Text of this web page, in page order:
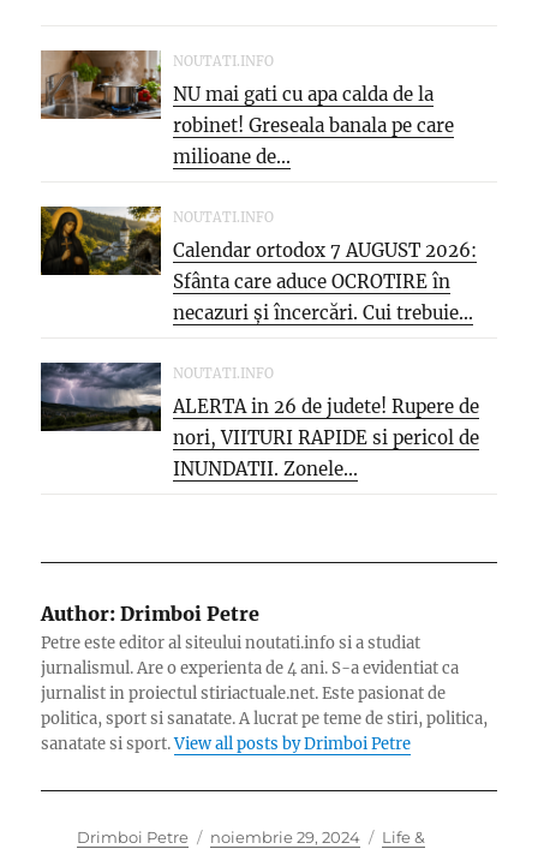
NOUTATI.INFO
NU mai gati cu apa calda de la
robinet! Greseala banala pe care
milioane de...
NOUTATI.INFO
Calendar ortodox 7 AUGUST 2026:
Sfânta care aduce OCROTIRE în
necazuri și încercări. Cui trebuie...
NOUTATI.INFO
ALERTA in 26 de judete! Rupere de
nori, VIITURI RAPIDE si pericol de
INUNDATII. Zonele...
Author: Drimboi Petre
Petre este editor al siteului noutati.info si a studiat
jurnalismul. Are o experienta de 4 ani. S-a evidentiat ca
jurnalist in proiectul stiriactuale.net. Este pasionat de
politica, sport si sanatate. A lucrat pe teme de stiri, politica,
sanatate si sport.View all posts by Drimboi Petre
Author
Drimboi Petre
Posted
noiembrie 29, 2024 Categories
Life &